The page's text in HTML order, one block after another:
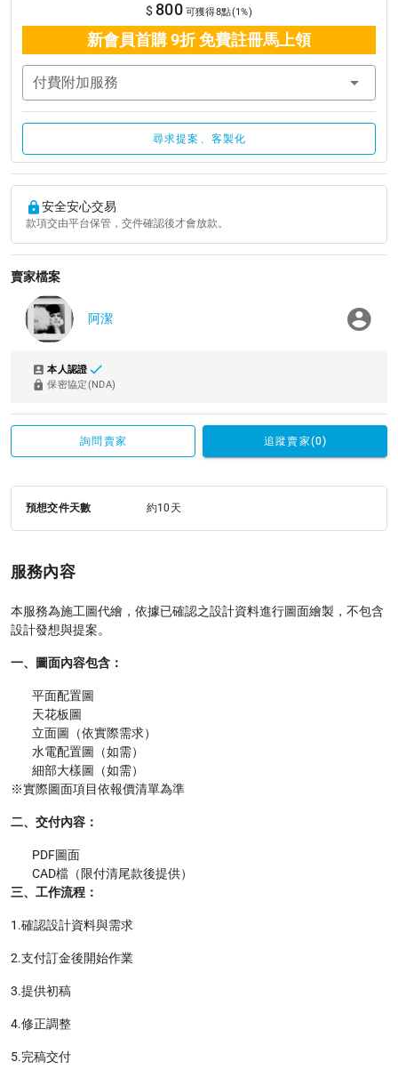
$ 800 可獲得8點(1%)
新會員首購 9折 免費註冊馬上領
付費附加服務
尋求提案、客製化
安全安心交易
款項交由平台保管，交件確認後才會放款。
賣家檔案
阿潔
本人認證
保密協定(NDA)
詢問賣家 追蹤賣家(0)
預想交件天數 約10天
服務內容
本服務為施工圖代繪，依據已確認之設計資料進行圖面繪製，不包含
設計發想與提案。
一、圖面內容包含：
平面配置圖
天花板圖
立面圖（依實際需求）
水電配置圖（如需）
細部大樣圖（如需）
※實際圖面項目依報價清單為準
二、交付內容：
PDF圖面
CAD檔（限付清尾款後提供）
三、工作流程：
1.確認設計資料與需求
2.支付訂金後開始作業
3.提供初稿
4.修正調整
5.完稿交付